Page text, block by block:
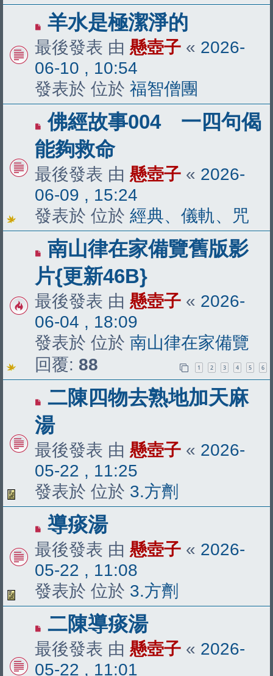
有
新
文
章
羊水是極潔淨的
最後發表 由 懸壺子 « 2026-
06-10 , 10:54
發表於 位於 福智僧團
有
新
文
章
佛經故事004 一四句偈
能夠救命
最後發表 由 懸壺子 « 2026-
06-09 , 15:24
發表於 位於 經典、儀軌、咒
有
新
文
章
南山律在家備覽舊版影
片{更新46B}
最後發表 由 懸壺子 « 2026-
06-04 , 18:09
發表於 位於 南山律在家備覽
回覆: 88 1 2 3 4 5 6
有
新
文
章
二陳四物去熟地加天麻
湯
最後發表 由 懸壺子 « 2026-
05-22 , 11:25
發表於 位於 3.方劑
有
新
文
章
導痰湯
最後發表 由 懸壺子 « 2026-
05-22 , 11:08
發表於 位於 3.方劑
有
新
文
二陳導痰湯
最後發表 由 懸壺子 « 2026-
05-22 , 11:01